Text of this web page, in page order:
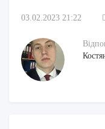
03.02.2023 21:22